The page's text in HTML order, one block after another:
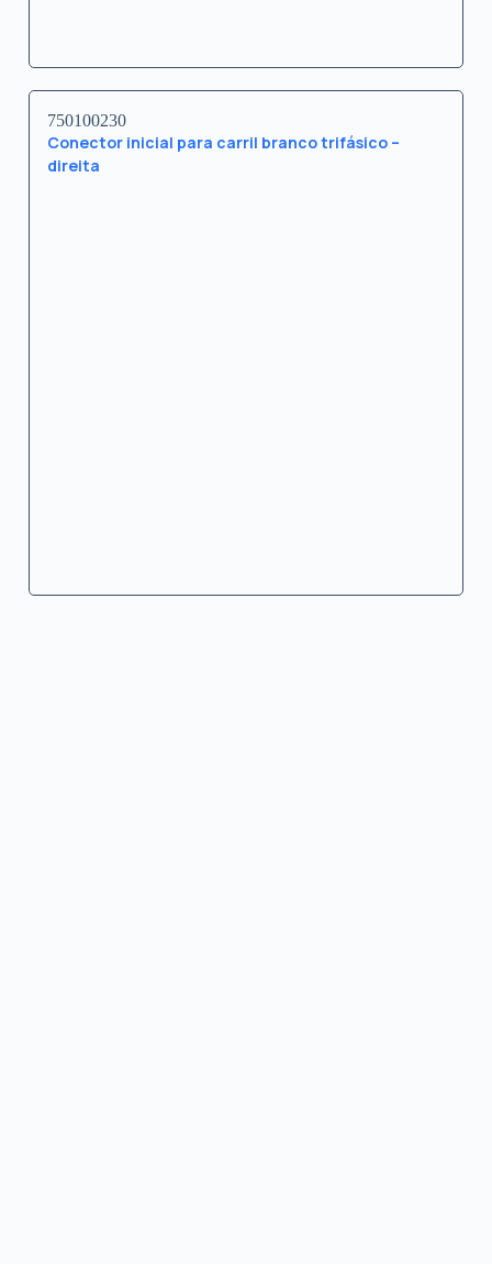
750100230
Conector inicial para carril branco trifásico –
direita